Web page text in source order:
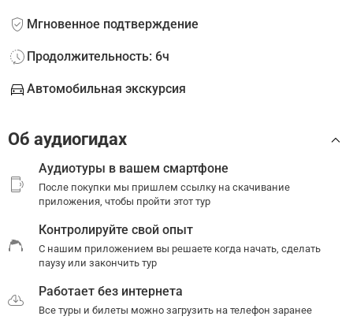
Мгновенное подтверждение
Продолжительность: 6ч
Автомобильная экскурсия
Об аудиогидах
Аудиотуры в вашем смартфоне
После покупки мы пришлем ссылку на скачивание
приложения, чтобы пройти этот тур
Контролируйте свой опыт
С нашим приложением вы решаете когда начать, сделать
паузу или закончить тур
Работает без интернета
Все туры и билеты можно загрузить на телефон заранее